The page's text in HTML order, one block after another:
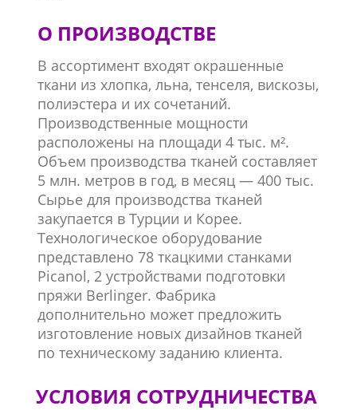
О ПРОИЗВОДСТВЕ
В ассортимент входят окрашенные
ткани из хлопка, льна, тенселя, вискозы,
полиэстера и их сочетаний.
Производственные мощности
расположены на площади 4 тыс. м².
Объем производства тканей составляет
5 млн. метров в год, в месяц — 400 тыс.
Сырье для производства тканей
закупается в Турции и Корее.
Технологическое оборудование
представлено 78 ткацкими станками
Picanol, 2 устройствами подготовки
пряжи Berlinger. Фабрика
дополнительно может предложить
изготовление новых дизайнов тканей
по техническому заданию клиента.
УСЛОВИЯ СОТРУДНИЧЕСТВА